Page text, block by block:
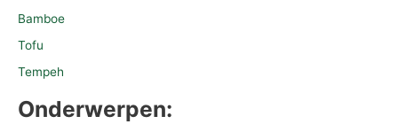
Bamboe
Tofu
Tempeh
Onderwerpen: